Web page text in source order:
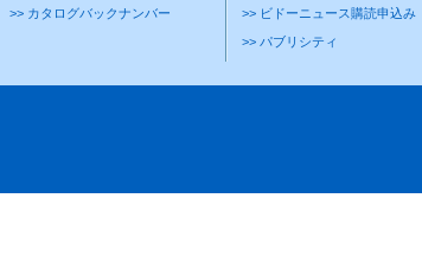
>> カタログバックナンバー
>> ビドーニュース購読申込み
>> パブリシティ